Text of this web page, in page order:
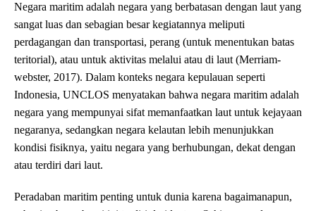
Negara maritim adalah negara yang berbatasan dengan laut yang
sangat luas dan sebagian besar kegiatannya meliputi
perdagangan dan transportasi, perang (untuk menentukan batas
teritorial), atau untuk aktivitas melalui atau di laut (Merriam-
webster, 2017). Dalam konteks negara kepulauan seperti
Indonesia, UNCLOS menyatakan bahwa negara maritim adalah
negara yang mempunyai sifat memanfaatkan laut untuk kejayaan
negaranya, sedangkan negara kelautan lebih menunjukkan
kondisi fisiknya, yaitu negara yang berhubungan, dekat dengan
atau terdiri dari laut.
Peradaban maritim penting untuk dunia karena bagaimanapun,